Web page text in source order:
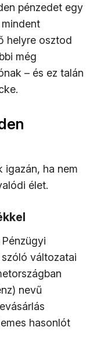
pénzedet egy
helyre osztod
még
– és ez talán
igazán, ha nem
élet.
változatai
nevű
hasonlót